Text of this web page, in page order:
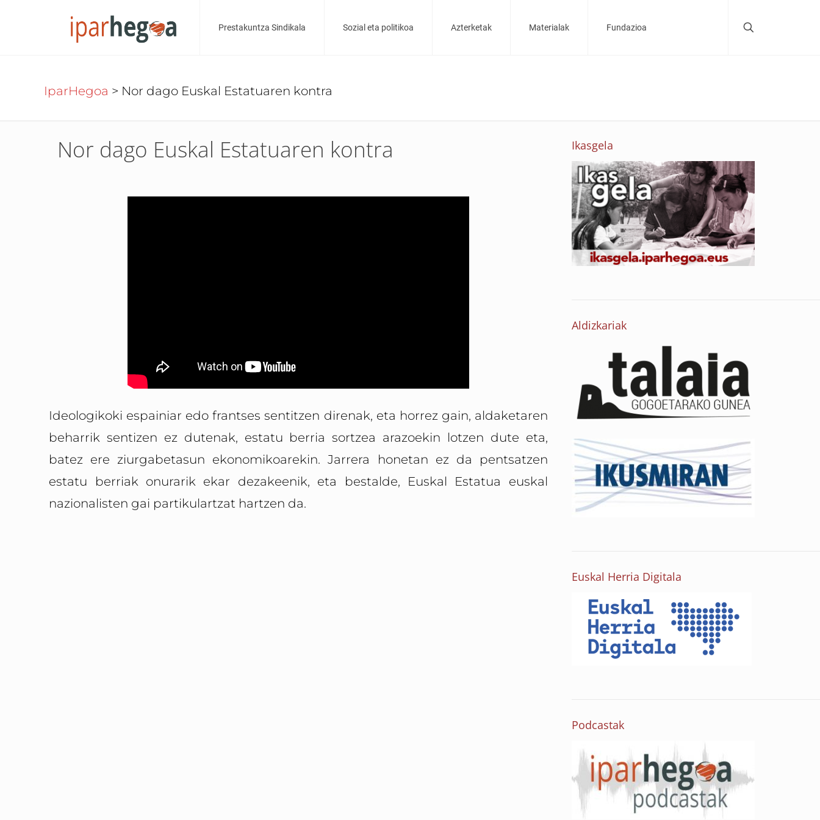
Prestakuntza Sindikala Sozial eta politikoa Azterketak Materialak Fundazioa
IparHegoa > Nor dago Euskal Estatuaren kontra
Nor dago Euskal Estatuaren kontra
Ideologikoki espainiar edo frantses sentitzen direnak, eta horrez gain, aldaketaren
beharrik sentizen ez dutenak, estatu berria sortzea arazoekin lotzen dute eta,
batez ere ziurgabetasun ekonomikoarekin. Jarrera honetan ez da pentsatzen
estatu berriak onurarik ekar dezakeenik, eta bestalde, Euskal Estatua euskal
nazionalisten gai partikulartzat hartzen da.
Ikasgela
Aldizkariak
Euskal Herria Digitala
Podcastak